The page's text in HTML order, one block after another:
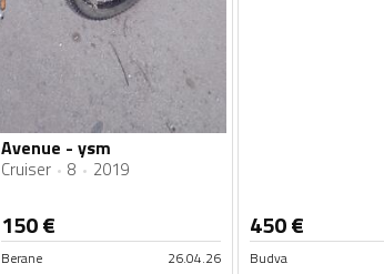
Avenue - ysm
Cruiser 8 2019
150€
Berane 26.04.26
450€
Budva